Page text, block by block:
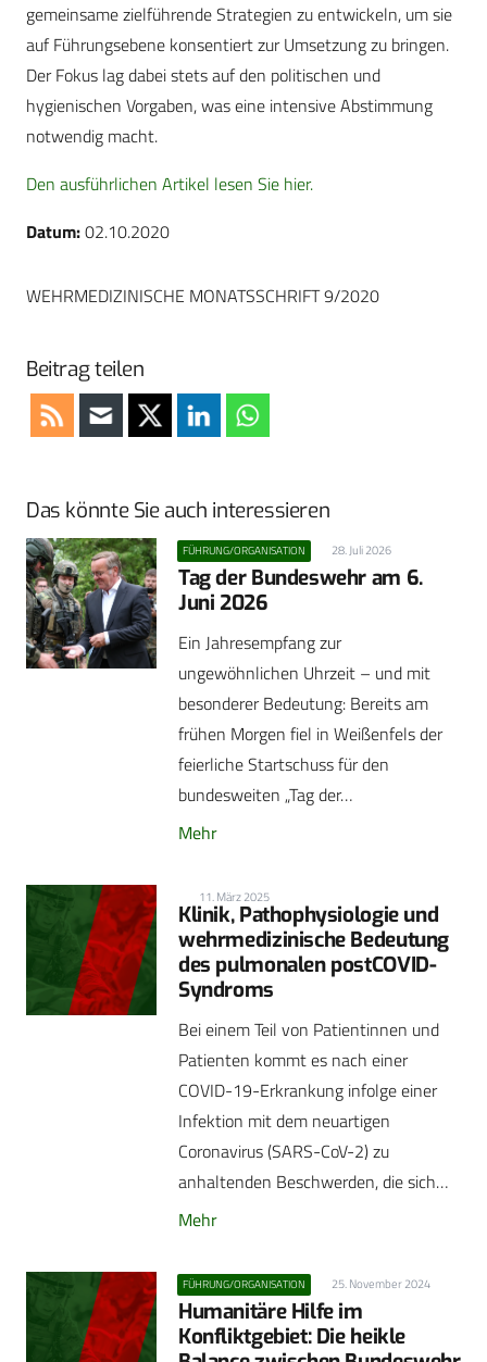
gemeinsame zielführende Strategien zu entwickeln, um sie
auf Führungsebene konsentiert zur Umsetzung zu bringen.
Der Fokus lag dabei stets auf den politischen und
hygienischen Vorgaben, was eine intensive Abstimmung
notwendig macht.
Den ausführlichen Artikel lesen Sie hier.
Datum:02.10.2020
WEHRMEDIZINISCHE MONATSSCHRIFT 9/2020
Beitrag teilen
Das könnte Sie auch interessieren
FÜHRUNG/ORGANISATION 28. Juli 2026
Tag der Bundeswehr am 6.
Juni 2026
Ein Jahresempfang zur
ungewöhnlichen Uhrzeit – und mit
besonderer Bedeutung: Bereits am
frühen Morgen fiel in Weißenfels der
feierliche Startschuss für den
bundesweiten „Tag der…
Mehr
11. März 2025
Klinik, Pathophysiologie und
wehrmedizinische Bedeutung
des pulmonalen postCOVID-
Syndroms
Bei einem Teil von Patientinnen und
Patienten kommt es nach einer
COVID-19-Erkrankung infolge einer
Infektion mit dem neuartigen
Coronavirus (SARS-CoV-2) zu
anhaltenden Beschwerden, die sich…
Mehr
FÜHRUNG/ORGANISATION 25. November 2024
Humanitäre Hilfe im
Konfliktgebiet: Die heikle